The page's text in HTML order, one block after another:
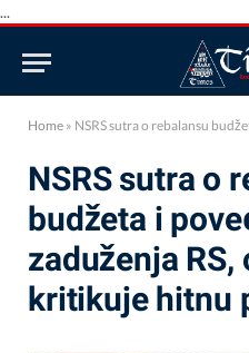
...
Home » NSRS sutra o rebalansu budžeta i
NSRS sutra o
budžeta i
zaduženja
kritikuje hitnu